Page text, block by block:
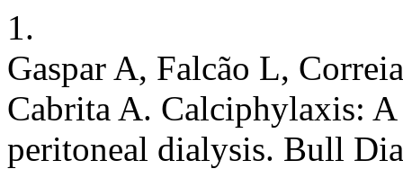
1.
Gaspar A, Falcão L,
Cabrita A. Calciphylaxis:
peritoneal dialysis. Bull